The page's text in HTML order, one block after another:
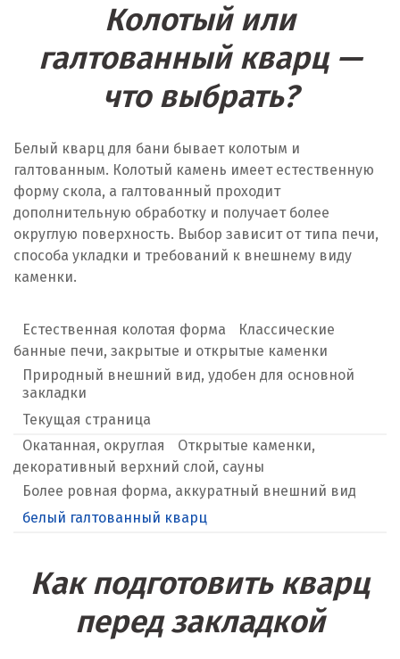
Колотый или
галтованный кварц —
что выбрать?
Белый кварц для бани бывает колотым и
галтованным. Колотый камень имеет естественную
форму скола, а галтованный проходит
дополнительную обработку и получает более
округлую поверхность. Выбор зависит от типа печи,
способа укладки и требований к внешнему виду
каменки.
Естественная колотая форма
Классические
банные печи, закрытые и открытые каменки
Природный внешний вид, удобен для основной
закладки
Текущая страница
Окатанная, округлая
Открытые каменки,
декоративный верхний слой, сауны
Более ровная форма, аккуратный внешний вид
белый галтованный кварц
Как подготовить кварц
перед закладкой